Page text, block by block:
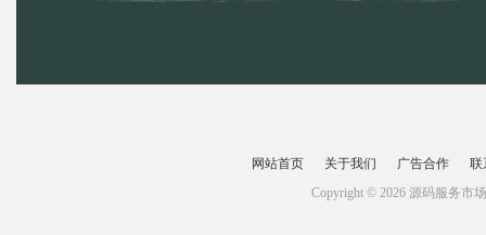
网站首页 关于我们 广告合作
联
Copyright © 2026 源码服务市